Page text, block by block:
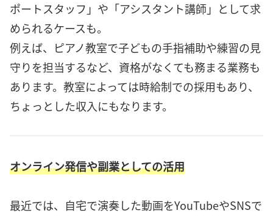
ポートスタッフ」や「アシスタント講師」として求
められるケースも。
例えば、ピアノ教室で子どもの手指補助や練習の見
守りを担当するなど、資格がなくても務まる業務も
あります。教室によっては時給制での採用もあり、
ちょっとした収入にもなります。
オンライン発信や副業としての活用
最近では、自宅で演奏した動画をYouTubeやSNSで